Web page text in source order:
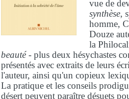
vue de
synthèse,
homme,
Douze
la
beauté- plus deux hésychastes
présentés avec extraits de leurs
l'auteur, ainsi qu'un copieux
La pratique et les conseils
désert peuvent paraître désuets